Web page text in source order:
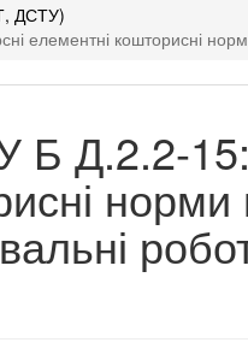
ДСТУ)
елементні кошторисні
Д.2.2-
норми